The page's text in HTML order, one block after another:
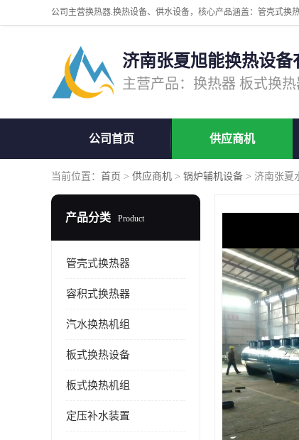
济南张夏旭能换热设备
公司首页 供应商机
当前位置： 首页 > 供应商机 > 锅炉辅机设备 > 济南张夏
产品分类 Product
管壳式换热器
容积式换热器
汽水换热机组
板式换热设备
板式换热机组
定压补水装置